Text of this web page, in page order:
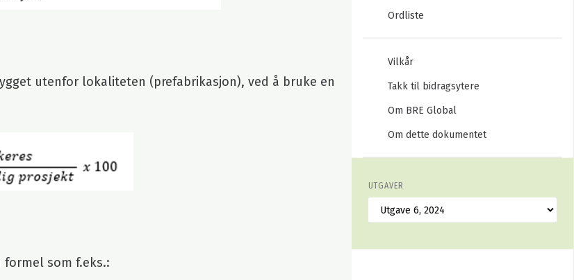
utenfor lokaliteten (prefabrikasjon), ved å bruke en
formel som f.eks.:
Ordliste
Vilkår
Takk til bidragsytere
Om BRE Global
Om dette dokumentet
UTGAVER